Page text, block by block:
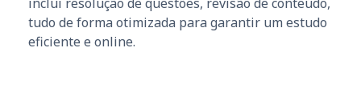
tudo de forma otimizada para garantir um estudo
eficiente e online.